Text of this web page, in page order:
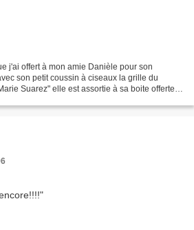
j'ai offert à mon amie Danièle pour son
son petit coussin à ciseaux la grille du
Suarez" elle est assortie à sa boite offerte